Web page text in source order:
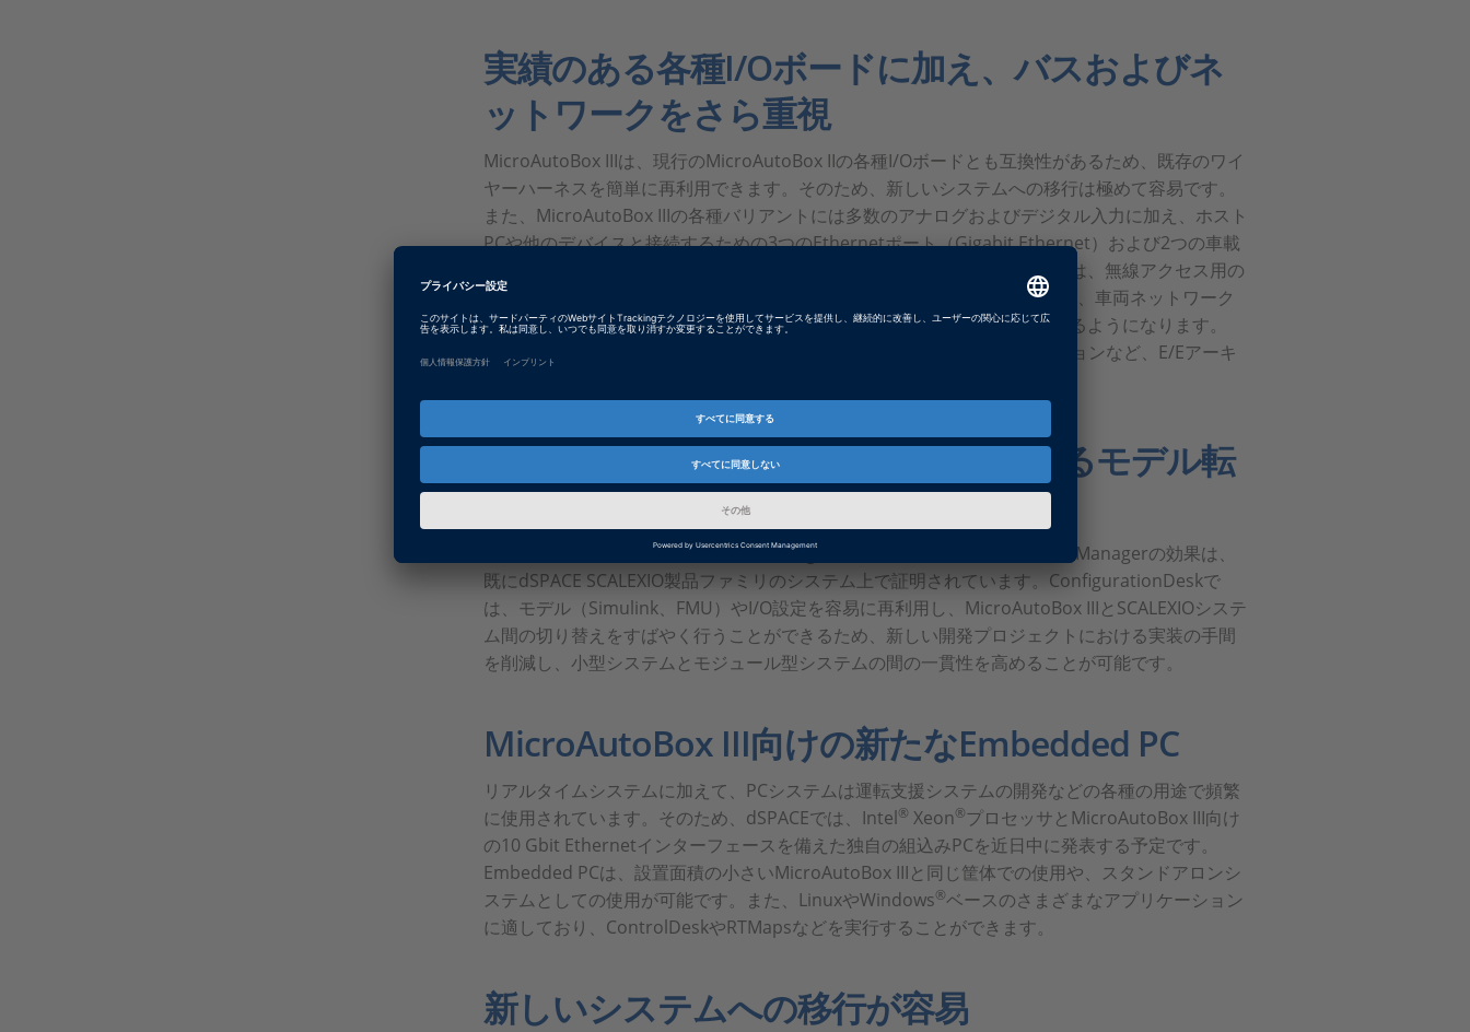
実績のある各種I/Oボードに加え、バスおよびネ
ットワークをさら重視
MicroAutoBox IIIは、現行のMicroAutoBox IIの各種I/Oボードとも互換性があるため、既存のワイ
ヤーハーネスを簡単に再利用できます。そのため、新しいシステムへの移行は極めて容易です。
また、MicroAutoBox IIIの各種バリアントには多数のアナログおよびデジタル入力に加え、ホスト
PCや他のデバイスと接続するための3つのEthernetポート（Gigabit Ethernet）および2つの車載
Ethernetポート（100/1000 BASE-T1）が標準装備されています。将来的には、無線アクセス用の
WiFiオプションや、多数の車載バスやネットワークインターフェースを備え、車両ネットワーク
にも対応した新しいMicroAutoBox III DS1521バージョンもご利用いただけるようになります。
DS1521は、より上位のドメインコントローラやゲートウェイアプリケーションなど、E/Eアーキ
ConfigurationDeskソフトウェアによるモデル転
送
設定および実装ソフトウェアであるConfigurationDeskおよび併用するBus Managerの効果は、
既にdSPACE SCALEXIO製品ファミリのシステム上で証明されています。ConfigurationDeskで
は、モデル（Simulink、FMU）やI/O設定を容易に再利用し、MicroAutoBox IIIとSCALEXIOシステ
ム間の切り替えをすばやく行うことができるため、新しい開発プロジェクトにおける実装の手間
を削減し、小型システムとモジュール型システムの間の一貫性を高めることが可能です。
MicroAutoBox III向けの新たなEmbedded PC
リアルタイムシステムに加えて、PCシステムは運転支援システムの開発などの各種の用途で頻繁
に使用されています。そのため、dSPACEでは、Intel® Xeon®プロセッサとMicroAutoBox III向け
の10 Gbit Ethernetインターフェースを備えた独自の組込みPCを近日中に発表する予定です。
Embedded PCは、設置面積の小さいMicroAutoBox IIIと同じ筐体での使用や、スタンドアロンシ
ステムとしての使用が可能です。また、LinuxやWindows®ベースのさまざまなアプリケーション
に適しており、ControlDeskやRTMapsなどを実行することができます。
新しいシステムへの移行が容易